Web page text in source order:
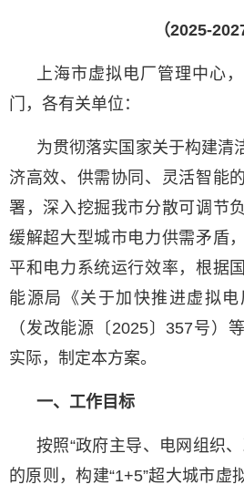
（2025-
上海市虚拟电厂管理中心
门，各有关单位：
为贯彻落实国家关于构建清
济高效、供需协同、灵活智能
署，深入挖掘我市分散可调节
缓解超大型城市电力供需矛盾
平和电力系统运行效率，根据
能源局《关于加快推进虚拟电
（发改能源〔2025〕357号）
实际，制定本方案。
一、工作目标
按照“政府主导、电网组织
的原则，构建“1+5”超大城市虚